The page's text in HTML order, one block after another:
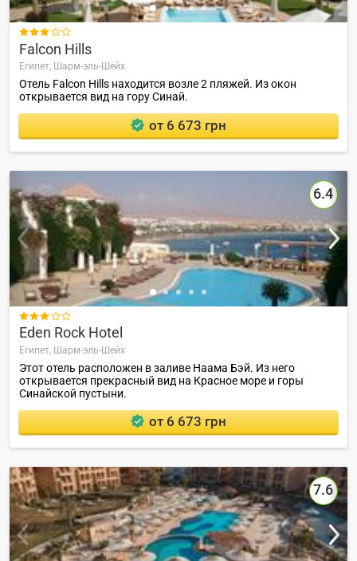

Falcon Hills
Египет, Шарм-эль-Шейх
Отель Falcon Hills находится возле 2 пляжей. Из окон
открывается вид на гору Синай.
от 6 673 грн
6.4

Eden Rock Hotel
Египет, Шарм-эль-Шейх
Этот отель расположен в заливе Наама Бэй. Из него
открывается прекрасный вид на Красное море и горы
Синайской пустыни.
от 6 673 грн
7.6